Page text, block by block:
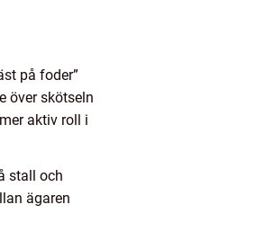
på foder”
över skötseln
aktiv roll i
stall och
ägaren